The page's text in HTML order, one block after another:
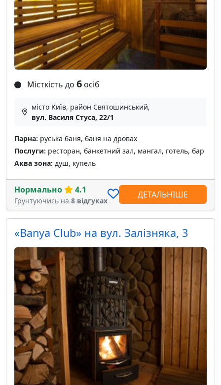
Місткість до 6 осіб
місто Київ, район Святошинський,
вул. Василя Стуса, 22/1
Парна: руська баня, баня на дровах
Послуги: ресторан, банкетний зал, мангал, готель, бар
Аква зона: душ, купель
Нормально 4.1
Грунтуючись на 8 відгуках
ДЕТАЛЬНІШЕ
«Banya Club» на вул. Залізняка, 3